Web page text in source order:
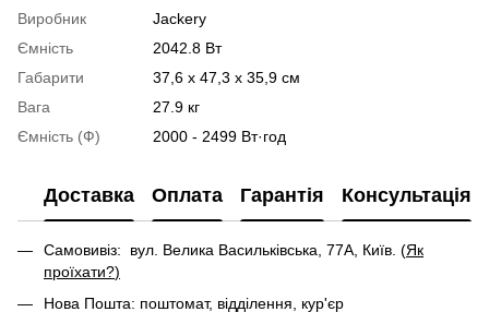
Виробник
Jackery
Ємність
2042.8 Вт
Габарити
37,6 x 47,3 x 35,9 см
Вага
27.9 кг
Ємність (Ф)
2000 - 2499 Вт·год
Доставка Оплата Гарантія Консультація
Самовивіз: вул. Велика Васильківська, 77А, Київ. (Як
проїхати?)
Нова Пошта: поштомат, відділення, кур'єр